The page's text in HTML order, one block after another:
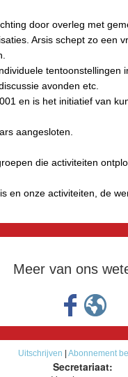
door overleg met
Arsis schept zo een
tentoonstellingen
avonden etc.
en is het initiatief van
aangesloten.
die activiteiten
en onze activiteiten, de
Meer van ons
Uitschrijven Abonnement
Secretariaat: